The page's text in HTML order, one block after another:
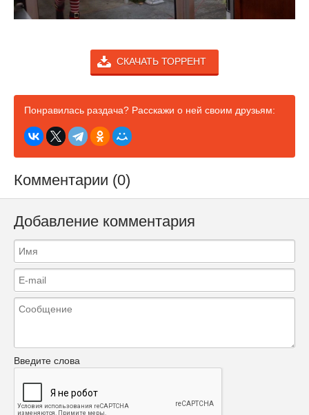
СКАЧАТЬ ТОРРЕНТ
Понравилась раздача? Расскажи о ней своим друзьям:
Комментарии (0)
Добавление комментария
Введите слова